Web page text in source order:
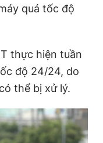
quá tốc độ
thực hiện tuần
độ 24/24, do
thể bị xử lý.